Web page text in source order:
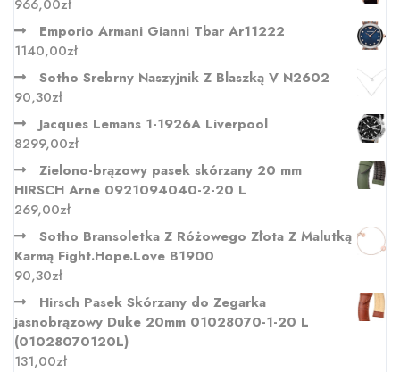
966,00zł
Emporio Armani Gianni Tbar Ar11222
1140,00zł
Sotho Srebrny Naszyjnik Z Blaszką V N2602
90,30zł
Jacques Lemans 1-1926A Liverpool
8299,00zł
Zielono-brązowy pasek skórzany 20 mm
HIRSCH Arne 0921094040-2-20 L
269,00zł
Sotho Bransoletka Z Różowego Złota Z Malutką
Karmą Fight.Hope.Love B1900
90,30zł
Hirsch Pasek Skórzany do Zegarka
jasnobrązowy Duke 20mm 01028070-1-20 L
(01028070120L)
131,00zł